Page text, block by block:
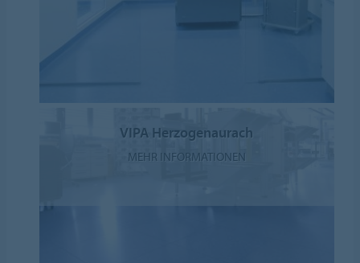
VIPA Herzogenaurach
MEHR INFORMATIONEN